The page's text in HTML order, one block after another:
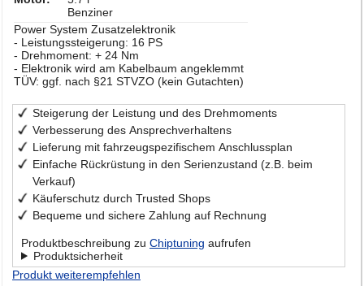
Benziner
Power System Zusatzelektronik
- Leistungssteigerung: 16 PS
- Drehmoment: + 24 Nm
- Elektronik wird am Kabelbaum angeklemmt
TÜV: ggf. nach §21 STVZO (kein Gutachten)
Steigerung der Leistung und des Drehmoments
Verbesserung des Ansprechverhaltens
Lieferung mit fahrzeugspezifischem Anschlussplan
Einfache Rückrüstung in den Serienzustand (z.B. beim
Verkauf)
Käuferschutz durch Trusted Shops
Bequeme und sichere Zahlung auf Rechnung
Produktbeschreibung zu Chiptuning aufrufen
Produktsicherheit
Produkt weiterempfehlen